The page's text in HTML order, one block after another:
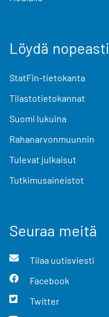
Löydä nopeasti
StatFin-tietokanta
Tilastotietokannat
Suomi lukuina
Rahanarvonmuunnin
Tulevat julkaisut
Tutkimusaineistot
Seuraa meitä
Tilaa uutisviesti
Facebook
Twitter